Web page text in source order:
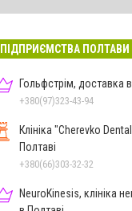
ПІДПРИЄМСТВА ПОЛТАВИ
Гольфстрім, доставка
+380(97)323-43-94
Клініка "Cherevko Dental Clinic" стоматологія в
Полтаві
+380(66)303-32-32
NeuroKinesis, клініка